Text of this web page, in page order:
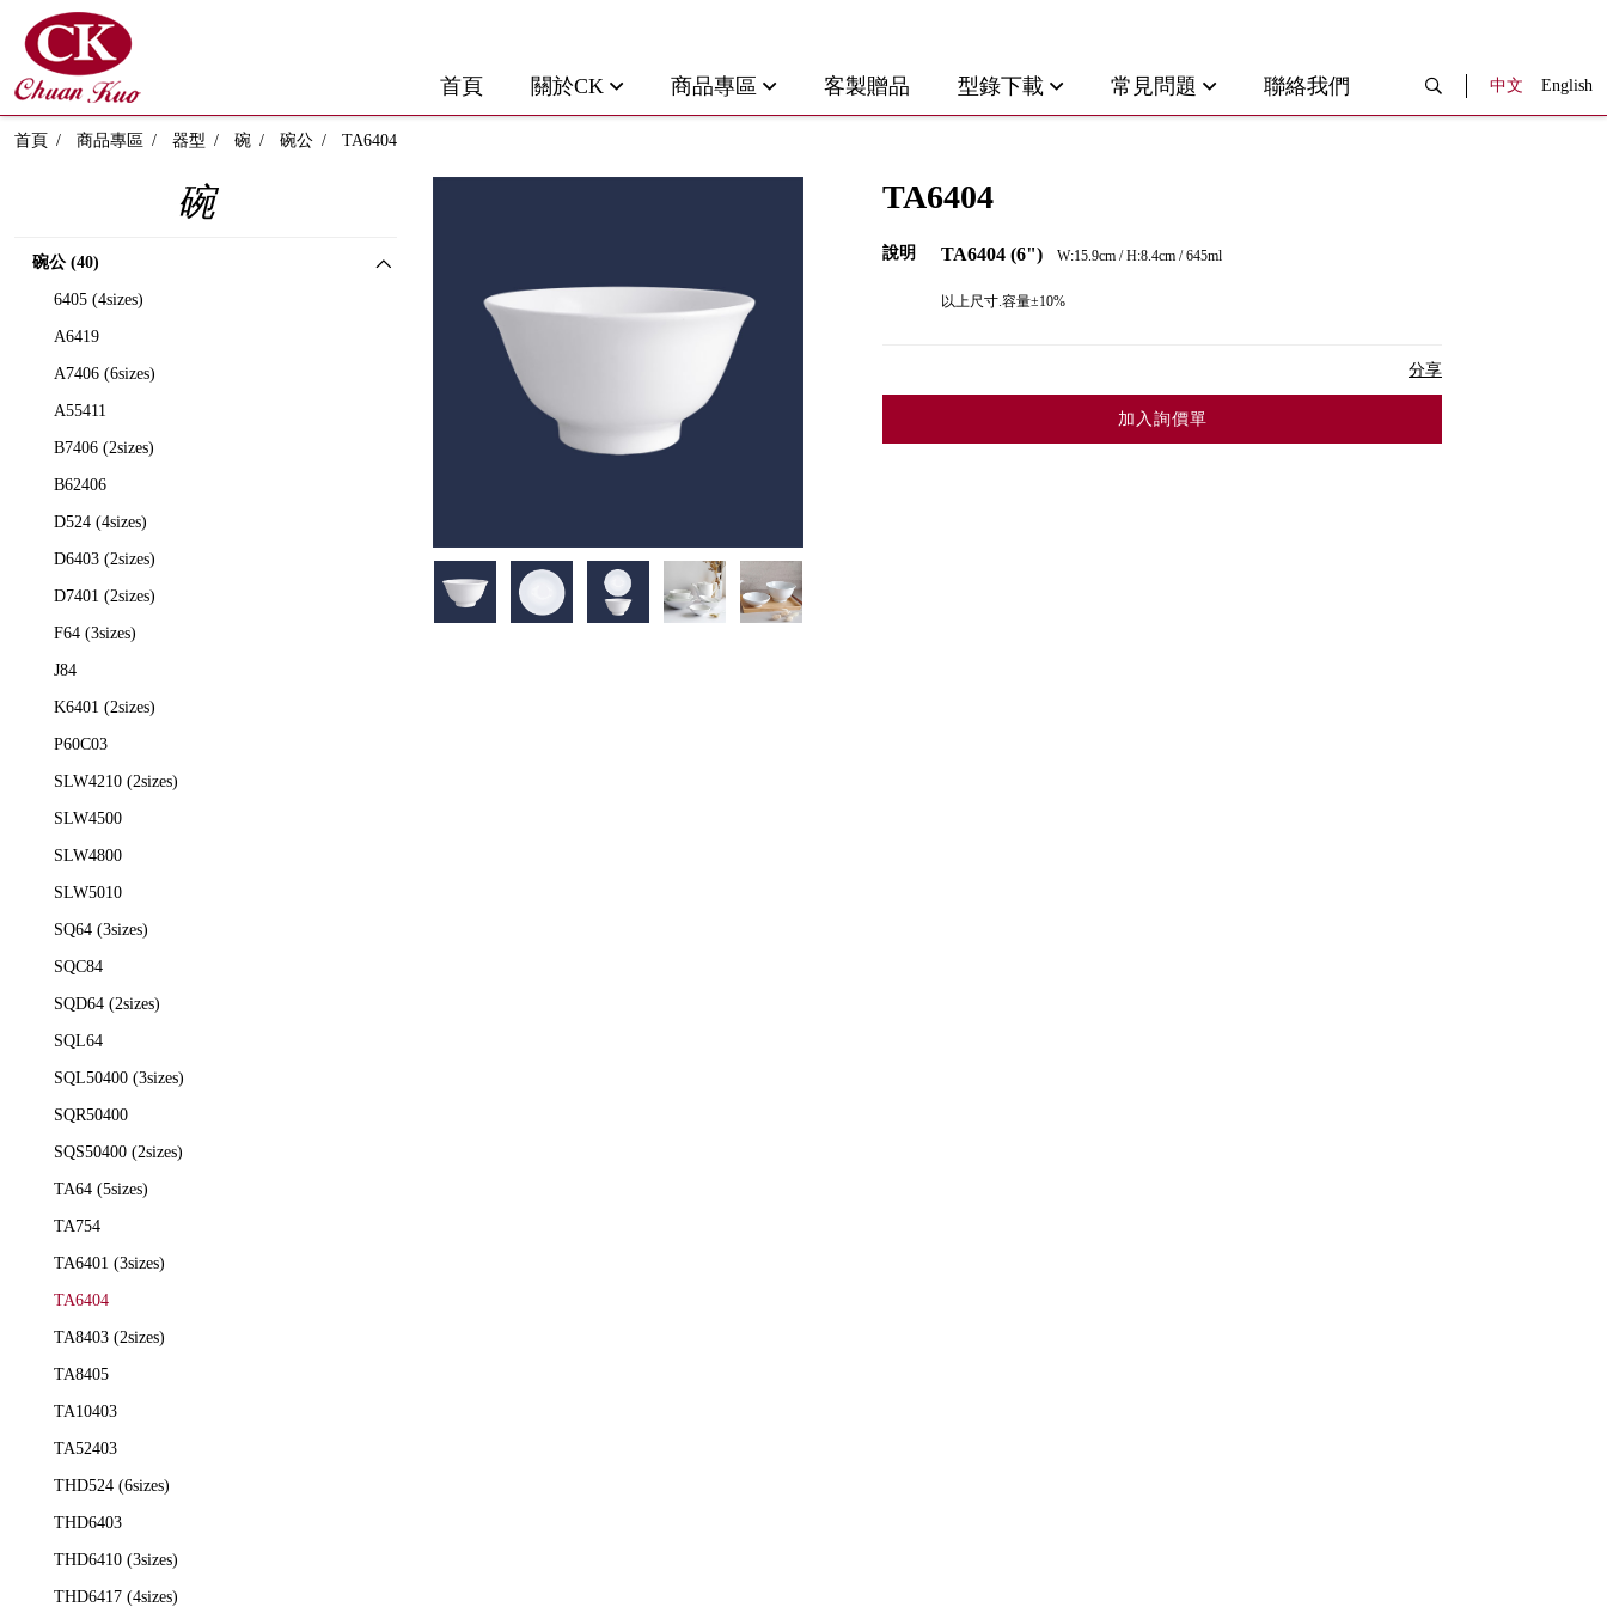
首頁 關於CK 商品專區 客製贈品 型錄下載 常見問題 聯絡我們 中文 English
首頁 商品專區 器型 碗 碗公 TA6404
碗
碗公 (40)
6405 (4sizes)
A6419
A7406 (6sizes)
A55411
B7406 (2sizes)
B62406
D524 (4sizes)
D6403 (2sizes)
D7401 (2sizes)
F64 (3sizes)
J84
K6401 (2sizes)
P60C03
SLW4210 (2sizes)
SLW4500
SLW4800
SLW5010
SQ64 (3sizes)
SQC84
SQD64 (2sizes)
SQL64
SQL50400 (3sizes)
SQR50400
SQS50400 (2sizes)
TA64 (5sizes)
TA754
TA6401 (3sizes)
TA6404
TA8403 (2sizes)
TA8405
TA10403
TA52403
THD524 (6sizes)
THD6403
THD6410 (3sizes)
THD6417 (4sizes)
TA6404
說明 TA6404 (6") W:15.9cm / H:8.4cm / 645ml
以上尺寸.容量±10%
分享
加入詢價單